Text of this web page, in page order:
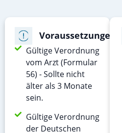
Voraussetzungen
Gültige Verordnung
vom Arzt (Formular
56) - Sollte nicht
älter als 3 Monate
sein.
Gültige Verordnung
der Deutschen